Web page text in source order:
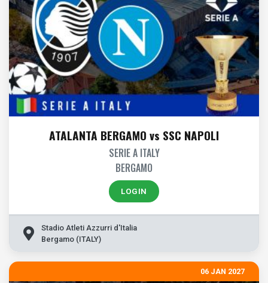
ATALANTA BERGAMO vs SSC NAPOLI
SERIE A ITALY
BERGAMO
LOGIN
Stadio Atleti Azzurri d'Italia
Bergamo (ITALY)
06 JAN 2027